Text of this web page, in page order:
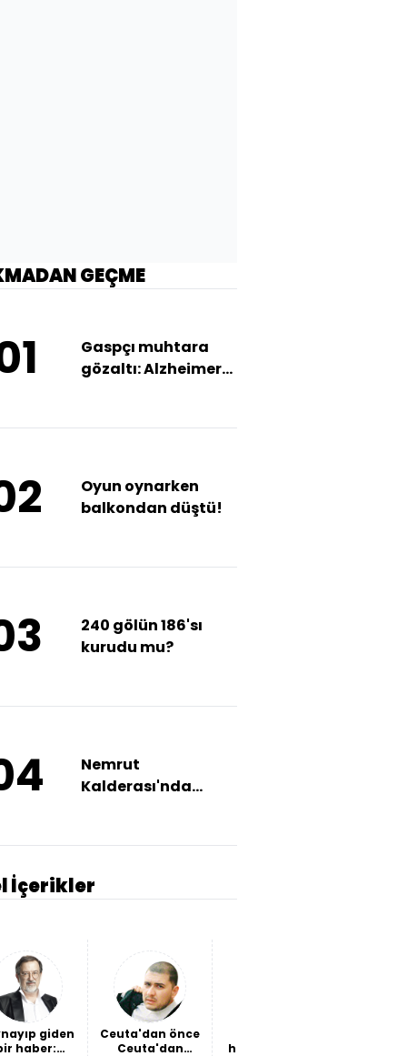
İçerikler
giden
haber:
Ceuta'dan önce
Ceuta'dan
harika çocuğu
GEÇME
Gaspçı muhtara
gözaltı: Alzheimer
kalktı
Oyun oynarken
balkondan düştü!
240 gölün 186'sı
kurudu mu?
Nemrut
Kalderası'nda